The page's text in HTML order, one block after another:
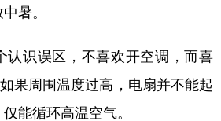
暑。
识误区，不喜欢开空调，而喜
果周围温度过高，电扇并不能起
能循环高温空气。